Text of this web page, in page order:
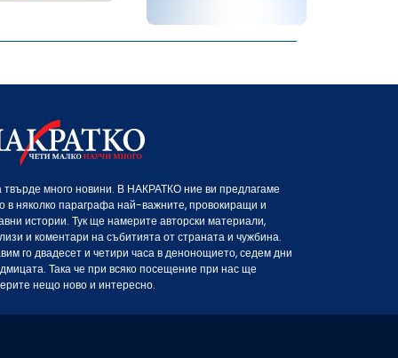
твърде много новини. В НАКРАТКО ние ви предлагаме
в няколко параграфа най-важните, провокиращи и
истории. Тук ще намерите авторски материали,
и коментари на събитията от страната и чужбина.
го двадесет и четири часа в денонощието, седем дни
Така че при всяко посещение при нас ще
нещо ново и интересно.